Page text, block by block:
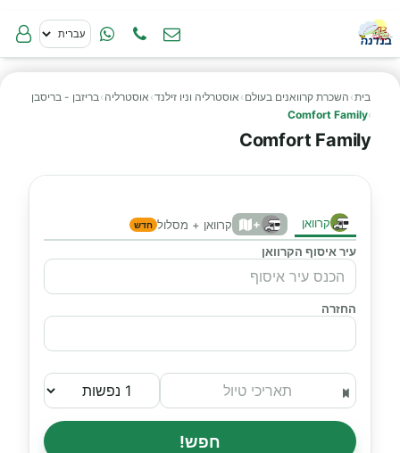
בית› השכרת קרוואנים בעולם › אוסטרליה וניו זילנד› אוסטרליה ›בריזבן - בריסבן
›
Comfort Family
Comfort Family
קרוואן + קרוואן + מסלול חדש
עיר איסוף הקרוואן
החזרה
חפש!